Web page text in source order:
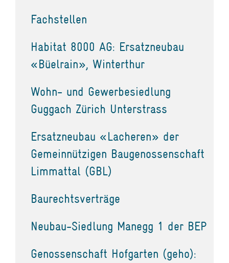
Fachstellen
Habitat 8000 AG: Ersatzneubau
«Büelrain», Winterthur
Wohn- und Gewerbesiedlung
Guggach Zürich Unterstrass
Ersatzneubau «Lacheren» der
Gemeinnützigen Baugenossenschaft
Limmattal (GBL)
Baurechtsverträge
Neubau-Siedlung Manegg 1 der BEP
Genossenschaft Hofgarten (geho):